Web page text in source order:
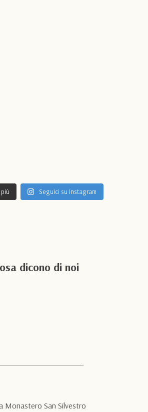
Seguici su Instagram
dicono di noi
Monastero San Silvestro